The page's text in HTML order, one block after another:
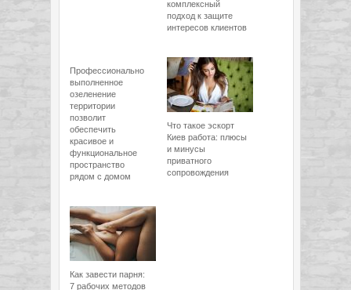
комплексный
подход к защите
интересов клиентов
Профессионально
выполненное
озеленение
территории
позволит
обеспечить
красивое и
функциональное
пространство
рядом с домом
Что такое эскорт
Киев работа: плюсы
и минусы
приватного
сопровождения
Как завести парня:
7 рабочих методов